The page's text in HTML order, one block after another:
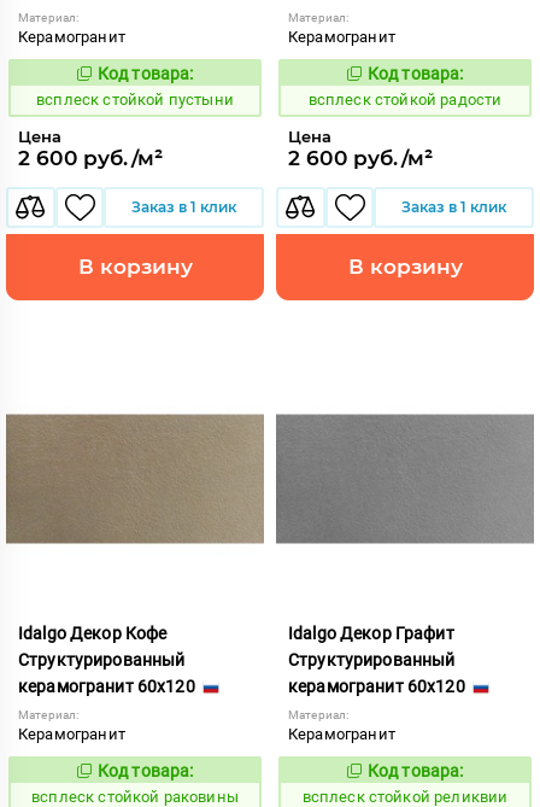
Материал:
Керамогранит
246700
Код товара:
всплеск стойкой пустыни
Цена
2 600 руб./м²
Заказ в 1 клик
В корзину
Материал:
Керамогранит
246702
Код товара:
всплеск стойкой радости
Цена
2 600 руб./м²
Заказ в 1 клик
В корзину
Idalgo Декор Кофе
Структурированный
керамогранит 60x120
Материал:
Керамогранит
246703
Код товара:
всплеск стойкой раковины
Idalgo Декор Графит
Структурированный
керамогранит 60x120
Материал:
Керамогранит
246705
Код товара:
всплеск стойкой реликвии